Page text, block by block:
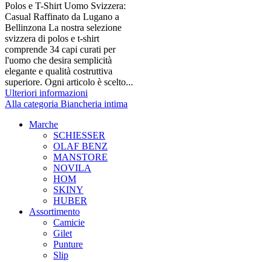
Polos e T-Shirt Uomo Svizzera:
Casual Raffinato da Lugano a
Bellinzona La nostra selezione
svizzera di polos e t-shirt
comprende 34 capi curati per
l'uomo che desira semplicità
elegante e qualità costruttiva
superiore. Ogni articolo è scelto...
Ulteriori informazioni
Alla categoria Biancheria intima
Marche
SCHIESSER
OLAF BENZ
MANSTORE
NOVILA
HOM
SKINY
HUBER
Assortimento
Camicie
Gilet
Punture
Slip